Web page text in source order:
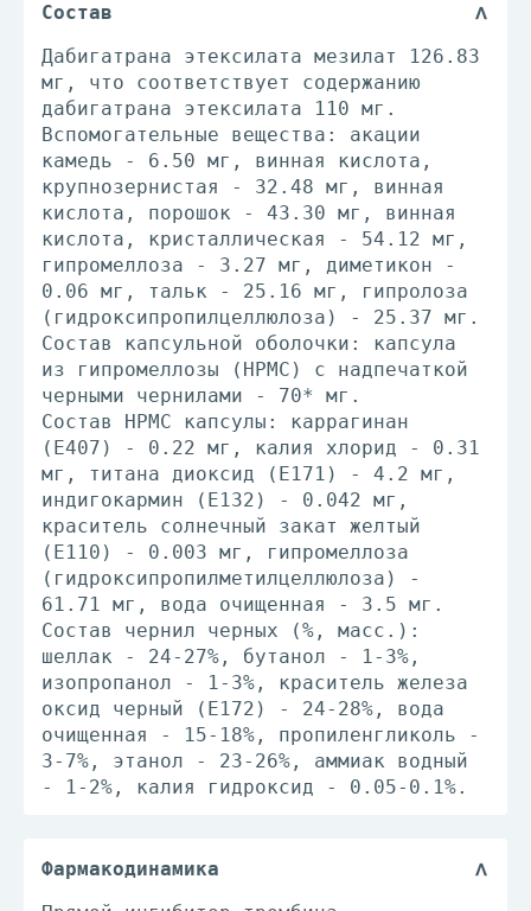
Состав
Дабигатрана этексилата мезилат 126.83
мг, что соответствует содержанию
дабигатрана этексилата 110 мг.
Вспомогательные вещества: акации
камедь - 6.50 мг, винная кислота,
крупнозернистая - 32.48 мг, винная
кислота, порошок - 43.30 мг, винная
кислота, кристаллическая - 54.12 мг,
гипромеллоза - 3.27 мг, диметикон -
0.06 мг, тальк - 25.16 мг, гипролоза
(гидроксипропилцеллюлоза) - 25.37 мг.
Состав капсульной оболочки: капсула
из гипромеллозы (HPMC) с надпечаткой
черными чернилами - 70* мг.
Состав HPMC капсулы: каррагинан
(E407) - 0.22 мг, калия хлорид - 0.31
мг, титана диоксид (E171) - 4.2 мг,
индигокармин (Е132) - 0.042 мг,
краситель солнечный закат желтый
(E110) - 0.003 мг, гипромеллоза
(гидроксипропилметилцеллюлоза) -
61.71 мг, вода очищенная - 3.5 мг.
Состав чернил черных (%, масс.):
шеллак - 24-27%, бутанол - 1-3%,
изопропанол - 1-3%, краситель железа
оксид черный (E172) - 24-28%, вода
очищенная - 15-18%, пропиленгликоль -
3-7%, этанол - 23-26%, аммиак водный
- 1-2%, калия гидроксид - 0.05-0.1%.
Фармакодинамика